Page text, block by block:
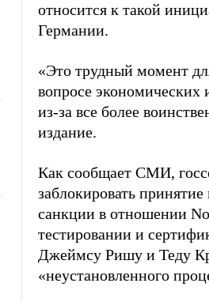
относится к такой
Германии.
«Это трудный момент
вопросе экономических
из-за все более
издание.
Как сообщает СМИ,
заблокировать
санкции в отношении
тестировании и
Джеймсу Ришу и Теду
«неустановленного